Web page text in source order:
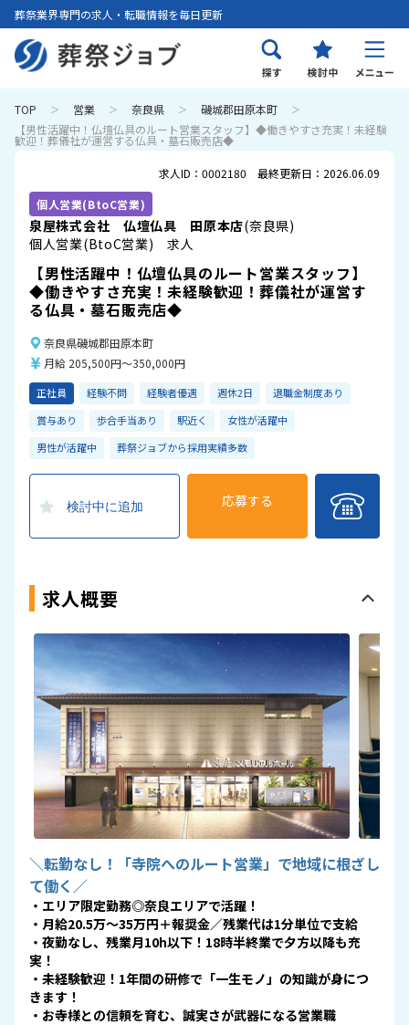
葬祭業界専門の求人・転職情報を毎日更新
TOP 営業 奈良県
磯城郡田原本町
【男性活躍中！仏壇仏具のルート営業スタッフ】◆働きやすさ充実！未経験
歓迎！葬儀社が運営する仏具・墓石販売店◆
求人ID：0002180 最終更新日：2026.06.09
個人営業(BtoC営業)
泉屋株式会社 仏壇仏具 田原本店(奈良県)
個人営業(BtoC営業) 求人
【男性活躍中！仏壇仏具のルート営業スタッフ】
◆働きやすさ充実！未経験歓迎！葬儀社が運営す
る仏具・墓石販売店◆
奈良県磯城郡田原本町
月給 205,500円～350,000円
正社員 経験不問 経験者優遇 週休2日
退職金制度あり
賞与あり
歩合手当あり 駅近く
女性が活躍中
男性が活躍中
葬祭ジョブから採用実績多数
検討中に追加 応募する
求人概要
＼転勤なし！「寺院へのルート営業」で地域に根ざし
て働く／
・エリア限定勤務◎奈良エリアで活躍！
・月給20.5万〜35万円＋報奨金／残業代は1分単位で支給
・夜勤なし、残業月10h以下！18時半終業で夕方以降も充
実！
・未経験歓迎！1年間の研修で「一生モノ」の知識が身につ
きます！
・お寺様との信頼を育む、誠実さが武器になる営業職